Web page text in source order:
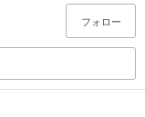
フォロー